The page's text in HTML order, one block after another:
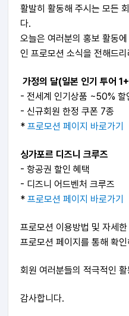
활발히 활동해 주시는 모든
다.
오늘은 여러분의 홍보 활동
인 프로모션 소식을 전해드
가정의 달(일본 인기 투어
- 전세계 인기상품 ~50% 할
- 신규회원 한정 쿠폰 7종
*프로모션 페이지 바로가기
싱가포르 디즈니 크루즈
- 항공권 할인 혜택
- 디즈니 어드벤처 크루즈
*프로모션 페이지 바로가기
프로모션 이용방법 및 자세
프로모션 페이지를 통해 확
회원 여러분들의 적극적인
감사합니다.